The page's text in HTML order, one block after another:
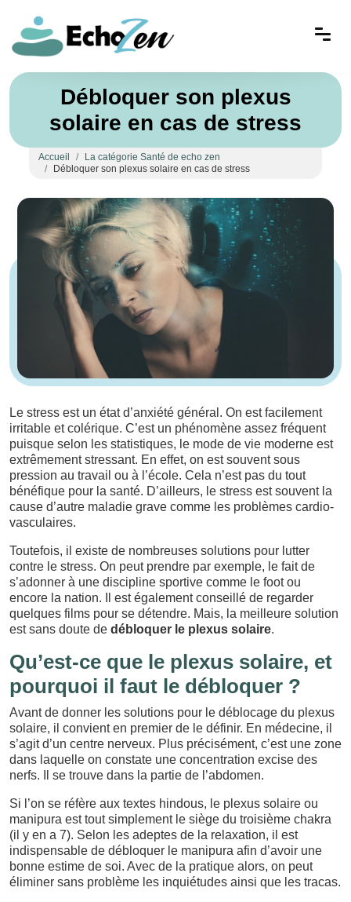
Débloquer son plexus
solaire en cas de stress
Accueil
La catégorie Santé de echo zen
Débloquer son plexus solaire en cas de stress
Le stress est un état d’anxiété général. On est facilement
irritable et colérique. C’est un phénomène assez fréquent
puisque selon les statistiques, le mode de vie moderne est
extrêmement stressant. En effet, on est souvent sous
pression au travail ou à l’école. Cela n’est pas du tout
bénéfique pour la santé. D’ailleurs, le stress est souvent la
cause d’autre maladie grave comme les problèmes cardio-
vasculaires.
Toutefois, il existe de nombreuses solutions pour lutter
contre le stress. On peut prendre par exemple, le fait de
s’adonner à une discipline sportive comme le foot ou
encore la nation. Il est également conseillé de regarder
quelques films pour se détendre. Mais, la meilleure solution
est sans doute de débloquer le plexus solaire.
Qu’est-ce que le plexus solaire, et
pourquoi il faut le débloquer ?
Avant de donner les solutions pour le déblocage du plexus
solaire, il convient en premier de le définir. En médecine, il
s’agit d’un centre nerveux. Plus précisément, c’est une zone
dans laquelle on constate une concentration excise des
nerfs. Il se trouve dans la partie de l’abdomen.
Si l’on se réfère aux textes hindous, le plexus solaire ou
manipura est tout simplement le siège du troisième chakra
(il y en a 7). Selon les adeptes de la relaxation, il est
indispensable de débloquer le manipura afin d’avoir une
bonne estime de soi. Avec de la pratique alors, on peut
éliminer sans problème les inquiétudes ainsi que les tracas.